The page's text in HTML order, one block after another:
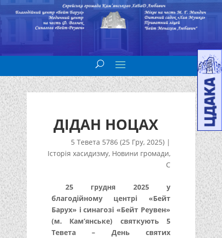
ДІДАН НОЦАХ
5 Тевета 5786 (25 Гру, 2025) |
Історія хасидизму, Новини громади,
С
25 грудня 2025
у
благодійному центрі «Бейт
Барух» і синагозі «Бейт Реувен»
(м. Кам’янське) святкують 5
Тевета – День святих